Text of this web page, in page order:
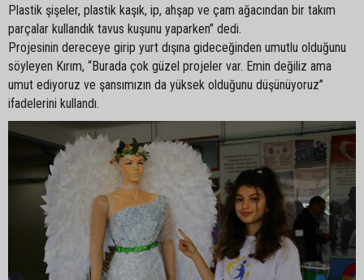
Plastik şişeler, plastik kaşık, ip, ahşap ve çam ağacından bir takım
parçalar kullandık tavus kuşunu yaparken” dedi.
Projesinin dereceye girip yurt dışına gideceğinden umutlu olduğunu
söyleyen Kırım, “Burada çok güzel projeler var. Emin değiliz ama
umut ediyoruz ve şansımızın da yüksek olduğunu düşünüyoruz”
ifadelerini kullandı.